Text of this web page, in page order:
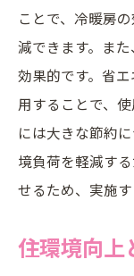
ことで、冷暖房
減できます。ま
効果的です。省
用することで、
には大きな節約
境負荷を軽減す
せるため、実施す
住環境向上